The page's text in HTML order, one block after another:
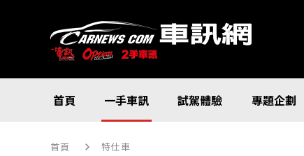
首頁 一手車訊 試駕體驗 專題企劃
首頁 特仕車